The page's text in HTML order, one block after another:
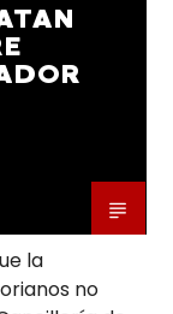
la
no